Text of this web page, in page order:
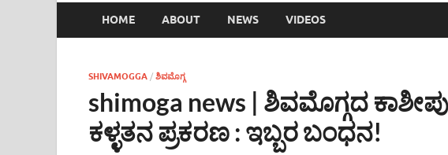
HOME ABOUT NEWS VIDEOS
SHIVAMOGGA / ಶಿವಮೊಗ್ಗ
shimoga news | ಶಿವಮೊಗ್ಗದ
ಕಳ್ಳತನ ಪ್ರಕರಣ : ಇಬ್ಬರ ಬಂಧನ!